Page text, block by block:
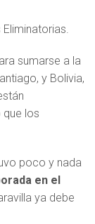
sumarse a la
y Bolivia,
que los
poco y nada
en el
ya debe